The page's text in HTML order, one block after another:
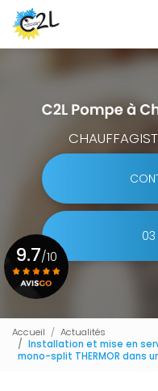
Aller
au
contenu
principal
9.7/10
Accueil
Actualités
Installation et mise en
mono-split THERMOR dans